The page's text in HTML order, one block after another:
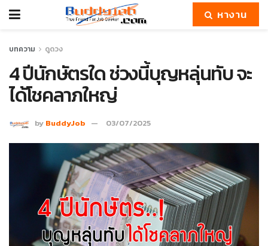
หางาน
บทความ ดูดวง
4 ปีนักษัตรใด ช่วงนี้บุญหลุ่นทับ จะ
ได้โชคลาภใหญ่
by BuddyJob 03/07/2025